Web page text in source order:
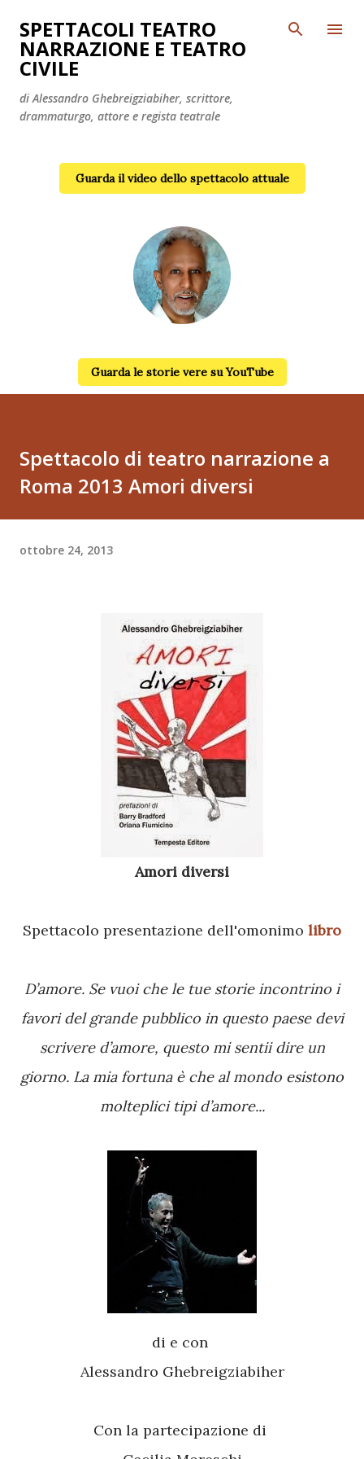
Passa ai contenuti principali
SPETTACOLI TEATRO
NARRAZIONE E TEATRO
CIVILE
di Alessandro Ghebreigziabiher, scrittore,
drammaturgo, attore e regista teatrale
Guarda il video dello spettacolo attuale
Guarda le storie vere su YouTube
Spettacolo di teatro narrazione a
Roma 2013 Amori diversi
ottobre 24, 2013
Amori diversi
Spettacolo presentazione dell'omonimo libro
D’amore. Se vuoi che le tue storie incontrino i
favori del grande pubblico in questo paese devi
scrivere d’amore, questo mi sentii dire un
giorno. La mia fortuna è che al mondo esistono
molteplici tipi d’amore...
di e con
Alessandro Ghebreigziabiher
Con la partecipazione di